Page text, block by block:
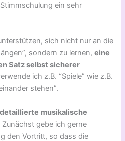
ein sehr
sich nicht nur an die
sondern zu lernen,eine
Satz selbst sicherer
ich z.B. “Spiele” wie z.B.
stehen”.
detaillierte musikalische
Zunächst gebe ich gerne
den Vortritt, so dass die